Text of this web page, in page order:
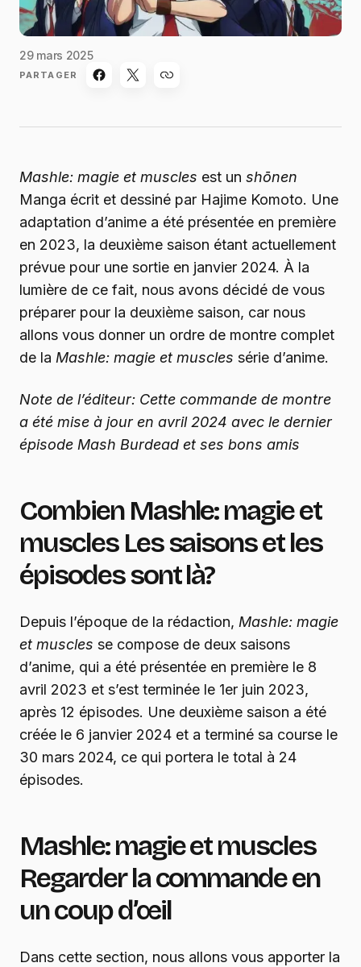
29 mars 2025
PARTAGER
Mashle: magie et muscles est un shōnen
Manga écrit et dessiné par Hajime Komoto. Une
adaptation d’anime a été présentée en première
en 2023, la deuxième saison étant actuellement
prévue pour une sortie en janvier 2024. À la
lumière de ce fait, nous avons décidé de vous
préparer pour la deuxième saison, car nous
allons vous donner un ordre de montre complet
de la Mashle: magie et muscles série d’anime.
Note de l’éditeur: Cette commande de montre
a été mise à jour en avril 2024 avec le dernier
épisode Mash Burdead et ses bons amis
CombienMashle: magie et
musclesLes saisons et les
épisodes sont là?
Depuis l’époque de la rédaction, Mashle: magie
et muscles se compose de deux saisons
d’anime, qui a été présentée en première le 8
avril 2023 et s’est terminée le 1er juin 2023,
après 12 épisodes. Une deuxième saison a été
créée le 6 janvier 2024 et a terminé sa course le
30 mars 2024, ce qui portera le total à 24
épisodes.
Mashle: magie et muscles
Regarder la commande en
un coup d’œil
Dans cette section, nous allons vous apporter la